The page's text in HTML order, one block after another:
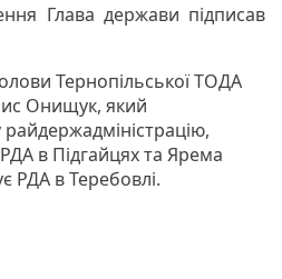
Глава держави підписав
Тернопільської ТОДА
Онищук, який
в Підгайцях та Ярема
РДА в Теребовлі.